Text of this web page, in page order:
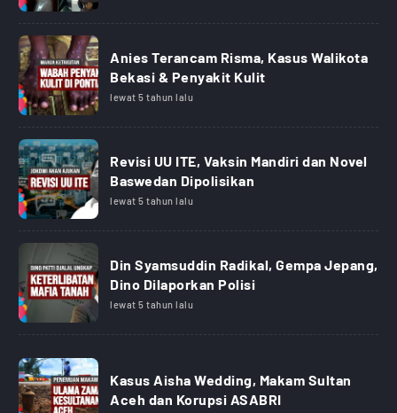
Anies Terancam Risma, Kasus Walikota
Bekasi & Penyakit Kulit
lewat 5 tahun lalu
Revisi UU ITE, Vaksin Mandiri dan Novel
Baswedan Dipolisikan
lewat 5 tahun lalu
Din Syamsuddin Radikal, Gempa Jepang,
Dino Dilaporkan Polisi
lewat 5 tahun lalu
Kasus Aisha Wedding, Makam Sultan
Aceh dan Korupsi ASABRI